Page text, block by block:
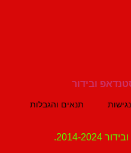
תנאים והגבלות